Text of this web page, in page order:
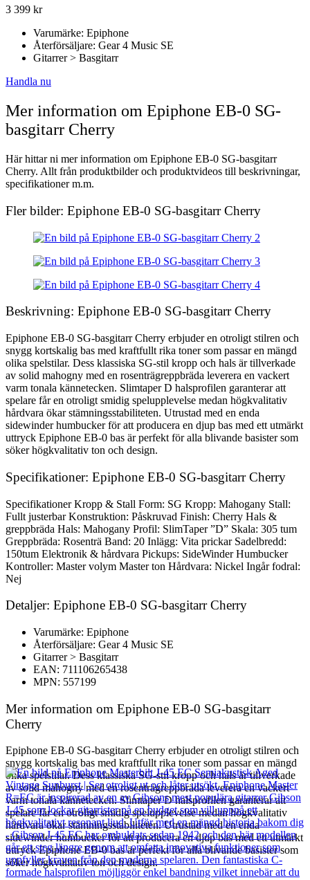
3 399 kr
Varumärke: Epiphone
Återförsäljare: Gear 4 Music SE
Gitarrer > Basgitarr
Handla nu
Mer information om Epiphone EB-0 SG-
basgitarr Cherry
Här hittar ni mer information om Epiphone EB-0 SG-basgitarr
Cherry. Allt från produktbilder och produktvideos till beskrivningar,
specifikationer m.m.
Fler bilder: Epiphone EB-0 SG-basgitarr Cherry
Beskrivning: Epiphone EB-0 SG-basgitarr Cherry
Epiphone EB-0 SG-basgitarr Cherry erbjuder en otroligt stilren och
snygg kortskalig bas med kraftfullt rika toner som passar en mängd
olika spelstilar. Dess klassiska SG-stil kropp och hals är tillverkade
av solid mahogny med en rosenträgreppbräda leverera en vackert
varm tonala kännetecken. Slimtaper D halsprofilen garanterar att
spelare får en otroligt smidig spelupplevelse medan högkvalitativ
hårdvara ökar stämningsstabiliteten. Utrustad med en enda
sidewinder humbucker för att producera en djup bas med ett utmärkt
uttryck Epiphone EB-0 bas är perfekt för alla blivande basister som
söker högkvalitativ ton och design.
Specifikationer: Epiphone EB-0 SG-basgitarr Cherry
Specifikationer Kropp & Stall Form: SG Kropp: Mahogany Stall:
Fullt justerbar Konstruktion: Påskruvad Finish: Cherry Hals &
greppbräda Hals: Mahogany Profil: SlimTaper ”D” Skala: 305 tum
Greppbräda: Rosenträ Band: 20 Inlägg: Vita prickar Sadelbredd:
150tum Elektronik & hårdvara Pickups: SideWinder Humbucker
Kontroller: Master volym Master ton Hårdvara: Nickel Ingår fodral:
Nej
Detaljer: Epiphone EB-0 SG-basgitarr Cherry
Varumärke: Epiphone
Återförsäljare: Gear 4 Music SE
Gitarrer > Basgitarr
EAN: 711106265438
MPN: 557199
Mer information om Epiphone EB-0 SG-basgitarr
Cherry
Epiphone EB-0 SG-basgitarr Cherry erbjuder en otroligt stilren och
snygg kortskalig bas med kraftfullt rika toner som passar en mängd
olika spelstilar. Dess klassiska SG-stil kropp och hals är tillverkade
av solid mahogny med en rosenträgreppbräda leverera en vackert
varm tonala kännetecken. Slimtaper D halsprofilen garanterar att
spelare får en otroligt smidig spelupplevelse medan högkvalitativ
hårdvara ökar stämningsstabiliteten. Utrustad med en enda
sidewinder humbucker för att producera en djup bas med ett utmärkt
uttryck Epiphone EB-0 bas är perfekt för alla blivande basister som
söker högkvalitativ ton och design.